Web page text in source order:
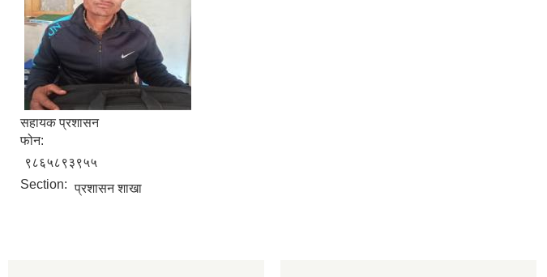
सहायक प्रशासन
फोन:
९८६५८९३९५५
Section: प्रशासन शाखा